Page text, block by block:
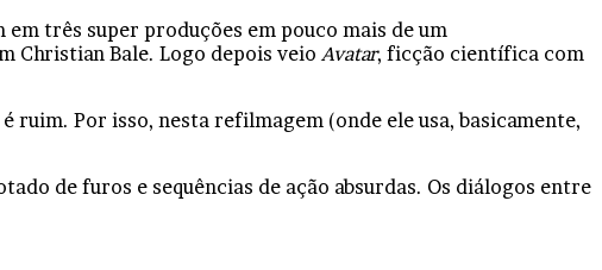
três super produções em pouco mais de um
Christian Bale. Logo depois veio Avatar, ficção científica com
ruim. Por isso, nesta refilmagem (onde ele usa, basicamente,
de furos e sequências de ação absurdas. Os diálogos entre